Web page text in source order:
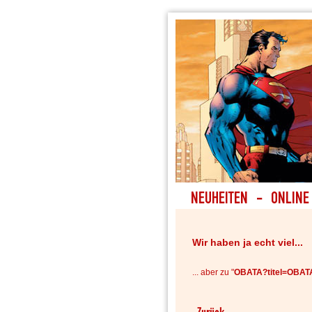
Wir haben ja echt viel...
... aber zu "